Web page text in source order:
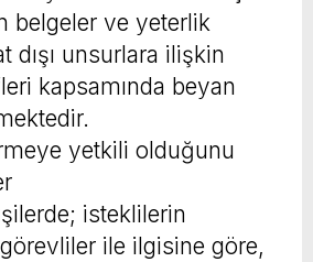
belgeler ve yeterlik
dışı unsurlara ilişkin
kapsamında beyan
yetkili olduğunu
isteklilerin
ile ilgisine göre,